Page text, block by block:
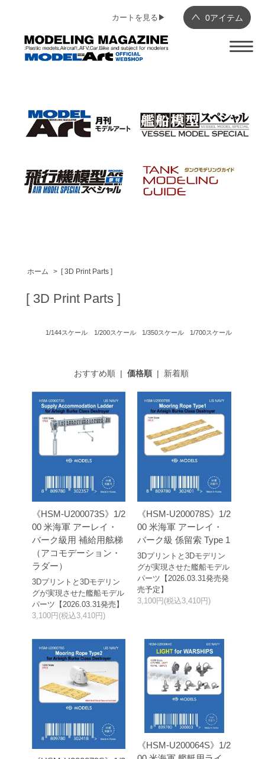
0アイテム
カートを見る▶︎
ホーム > [ 3D Print Parts ]
[ 3D Print Parts ]
1/144スケール 1/200スケール 1/350スケール 1/700スケール
おすすめ順 |価格順 | 新着順
《HSM-U200073S》1/2
00 米海軍 アーレイ・
バーク級用 補給用舷梯
（アコモデーション・
ラダー）
3Dプリントと3Dモデリン
グが実現させた艦船モデル
パーツ【2026.03.31発売】
3,100円(税込3,410円)
《HSM-U200078S》1/2
00 米海軍 アーレイ・
バーク級 係留索 Type 1
3Dプリントと3Dモデリン
グが実現させた艦船モデル
パーツ【2026.03.31発売発
売予定】
3,100円(税込3,410円)
《HSM-U200064S》1/2